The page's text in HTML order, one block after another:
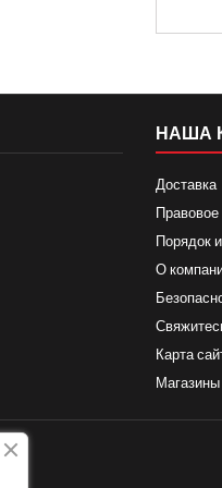
НАША
Доставка
Порядок
О
Карта
Магазины